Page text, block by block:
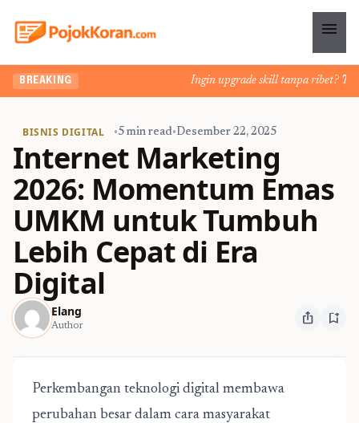
menu
BREAKING Ingin upgrade skill tanpa ribet?
BISNIS DIGITAL •5 min read•Desember 22, 2025
Internet Marketing
2026: Momentum Emas
UMKM untuk Tumbuh
Lebih Cepat di Era
Digital
Elang
Author ios_share bookmark_add
Perkembangan teknologi digital membawa
perubahan besar dalam cara masyarakat